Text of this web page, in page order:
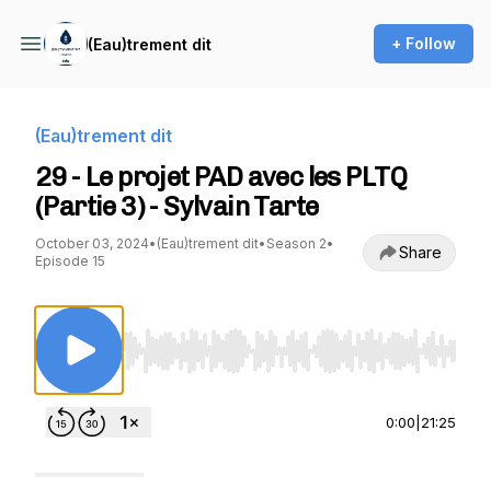
(Eau)trement dit + Follow
(Eau)trement dit
29 - Le projet PAD avec les PLTQ
(Partie 3) - Sylvain Tarte
October 03, 2024• (Eau)trement dit• Season 2•
Episode 15
Share
Use Left/Right to seek, Home/End to jump
0:00 21:25